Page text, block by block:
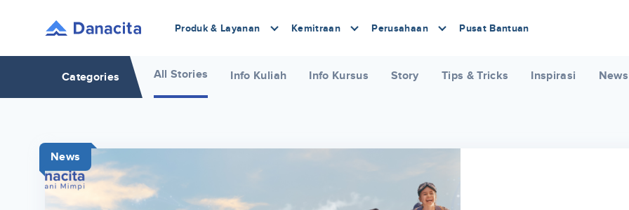
Produk & Layanan Kemitraan Perusahaan Pusat Bantuan
Categories All Stories Info Kuliah Info Kursus Story Tips & Tricks Inspirasi News
News